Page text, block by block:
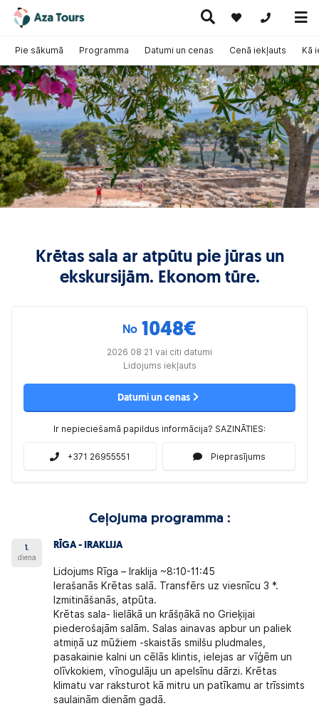
+371
ceļojumi
Ceļojumi
pa Eiropu
(ar
lidmašīnu)
Kruīzi
Karstie
piedāvājumi
Krētas sala ar atpūtu pie jūras un
ekskursijām. Ekonom tūre.
Pie sākumā Programma Datumi un cenas Cenā iekļauts Kā
No 1048€
2026 08 21 vai citi datumi
Lidojums iekļauts
Datumi un cenas
Ir nepieciešamā papildus informācija? SAZINĀTIES:
+371 26955551 Pieprasījums
Ceļojuma programma :
1.
diena
RĪGA - IRAKLIJA
Lidojums Rīga – Iraklija ~8:10-11:45
Ierašanās Krētas salā. Transfērs uz viesnīcu 3 *.
Izmitināšanās, atpūta.
Krētas sala- lielākā un krāšņākā no Grieķijai
piederošajām salām. Salas ainavas apbur un paliek
atmiņā uz mūžiem -skaistās smilšu pludmales,
pasakainie kalni un cēlās klintis, ielejas ar vīģēm un
olīvkokiem, vīnogulāju un apelsīnu dārzi. Krētas
klimatu var raksturot kā mitru un patīkamu ar trīssimts
saulainām dienām gadā.